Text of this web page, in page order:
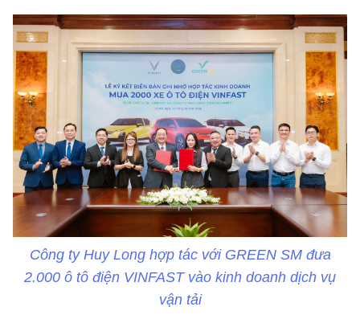
Công ty Huy Long hợp tác với GREEN SM đưa
2.000 ô tô điện VINFAST vào kinh doanh dịch vụ
vận tải